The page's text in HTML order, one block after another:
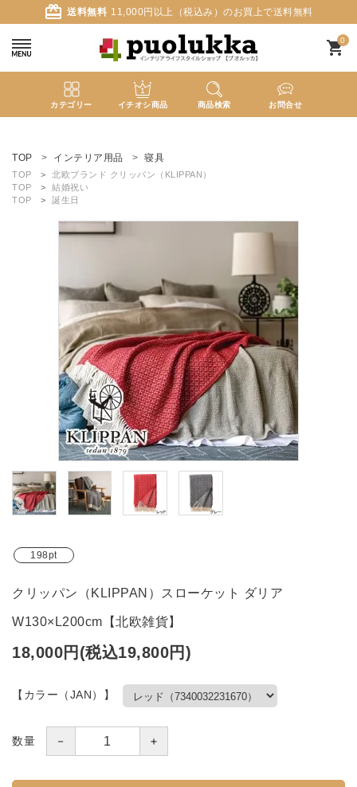
card_giftcard 送料無料 11,000円以上（税込み）のお買上で送料無料
0
shopping_cart
カテゴリー イチオシ商品 商品検索 お問合せ
ようこそ ゲスト 様
meeting_room ログイン
新着商品
カテゴリーから探す
ブランド
ガイドライン
TOP インテリア用品 寝具
TOP
北欧ブランド クリッパン（KLIPPAN）
TOP
結婚祝い
TOP
誕生日
198pt
クリッパン（KLIPPAN）スローケット ダリア
W130×L200cm【北欧雑貨】
18,000円(税込19,800円)
【カラー（JAN）】
数量 － ＋